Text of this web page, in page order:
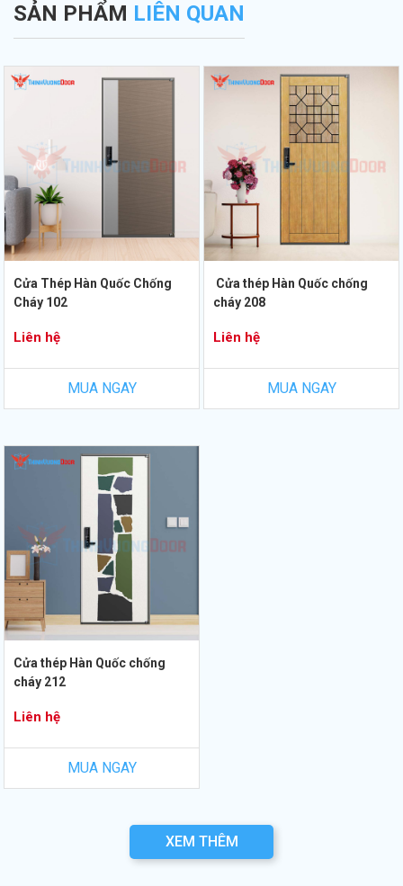
SẢN PHẨM LIÊN QUAN
Cửa Thép Hàn Quốc Chống
Cháy 102
Liên hệ
MUA NGAY
Cửa thép Hàn Quốc chống
cháy 208
Liên hệ
MUA NGAY
Cửa thép Hàn Quốc chống
cháy 212
Liên hệ
MUA NGAY
XEM THÊM